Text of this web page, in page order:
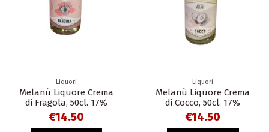
Liquori
Melanù Liquore Crema
di Fragola, 50cl. 17%
€14.50
Liquori
Melanù Liquore Crema
di Cocco, 50cl. 17%
€14.50